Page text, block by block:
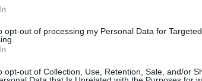
opt-out of processing my Personal Data for Targeted
opt-out of Collection, Use, Retention, Sale, and/or
όρια